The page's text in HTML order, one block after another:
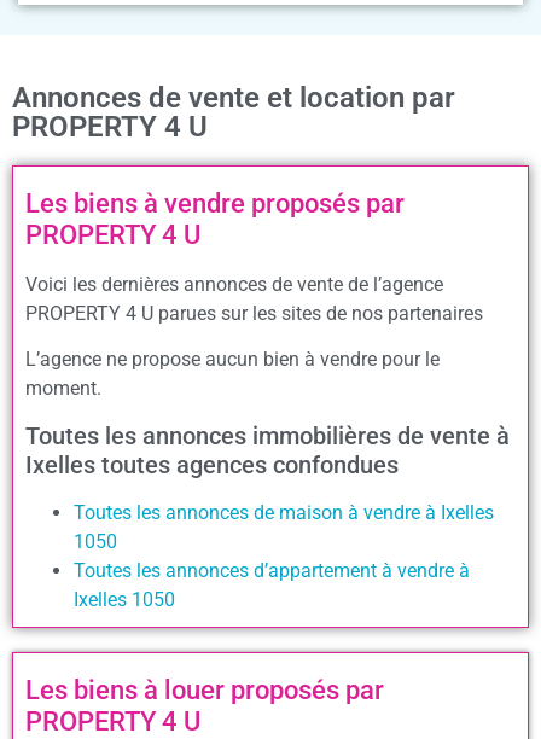
Annonces de vente et location par
PROPERTY 4 U
Les biens à vendre proposés par
PROPERTY 4 U
Voici les dernières annonces de vente de l’agence
PROPERTY 4 U parues sur les sites de nos partenaires
L’agence ne propose aucun bien à vendre pour le
moment.
Toutes les annonces immobilières de vente à
Ixelles toutes agences confondues
Toutes les annonces de maison à vendre à Ixelles
1050
Toutes les annonces d’appartement à vendre à
Ixelles 1050
Les biens à louer proposés par
PROPERTY 4 U